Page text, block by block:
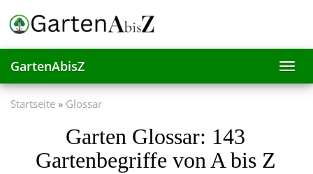
main
content
GartenAbisZ
Startseite Glossar
Garten Glossar: 143
Gartenbegriffe von A bis Z